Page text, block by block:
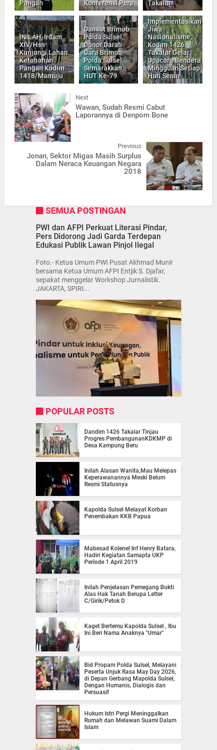
Pangan Konferensi Pers Takalar
INILAH, Irdam
XIV/Hsn
Kunjungi Lahan
Ketahanan
Pangan Kodim
1418/Mamuju
Dansat Brimob
Polda Sulsel,
Donor Darah
Cara Brimob
Polda Sulsel
Semarakkan
HUT Ke-79
Implementasikan
Jiwa
Nasionalisme,
Kodim 1426
Takalar Gelar
Upacara Bendera
Mingguan Setiap
Hari Senin
Next
Wawan, Sudah Resmi Cabut
Laporannya di Denpom Bone
Previous
Jonan, Sektor Migas Masih Surplus
Dalam Neraca Keuangan Negara
2018
SEMUA POSTINGAN
PWI dan AFPI Perkuat Literasi Pindar,
Pers Didorong Jadi Garda Terdepan
Edukasi Publik Lawan Pinjol Ilegal
Foto.- Ketua Umum PWI Pusat Akhmad Munir
bersama Ketua Umum AFPI Entjik S. Djafar,
sepakat menggelar Workshop Jurnalistik.
JAKARTA, SPIRI...
POPULAR POSTS
Dandim 1426 Takalar Tinjau
Progres PembangunanKDKMP di
Desa Kampung Beru
Inilah Alasan Wanita,Mau Melepas
Keperawanannya Meski Belum
Resmi Statusnya
Kapolda Sulsel Melayat Korban
Penembakan KKB Papua
Mabesad Kolenel Inf Henry Batara,
Hadiri Kegiatan Samapta UKP
Periode 1 April 2019
Inilah Penjelasan Pemegang Bukti
Alas Hak Tanah Berupa Letter
C/Girik/Petok D
Kaget Bertemu Kapolda Sulsel , Ibu
Ini Beri Nama Anaknya "Umar"
Bid Propam Polda Sulsel, Melayani
Peserta Unjuk Rasa May Day 2026,
di Depan Gerbang Mapolda Sulsel,
Dengan Humanis, Dialogis dan
Persuasif
Hukum Istri Pergi Meninggalkan
Rumah dan Melawan Suami Dalam
Islam